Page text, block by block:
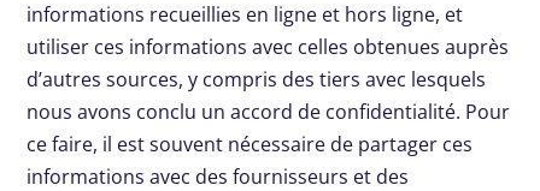
informations recueillies en ligne et hors ligne, et
utiliser ces informations avec celles obtenues auprès
d’autres sources, y compris des tiers avec lesquels
nous avons conclu un accord de confidentialité. Pour
ce faire, il est souvent nécessaire de partager ces
informations avec des fournisseurs et des